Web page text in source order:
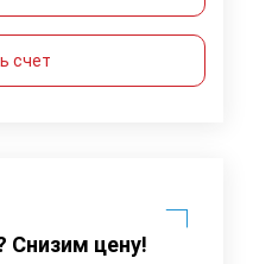
счет
цену!